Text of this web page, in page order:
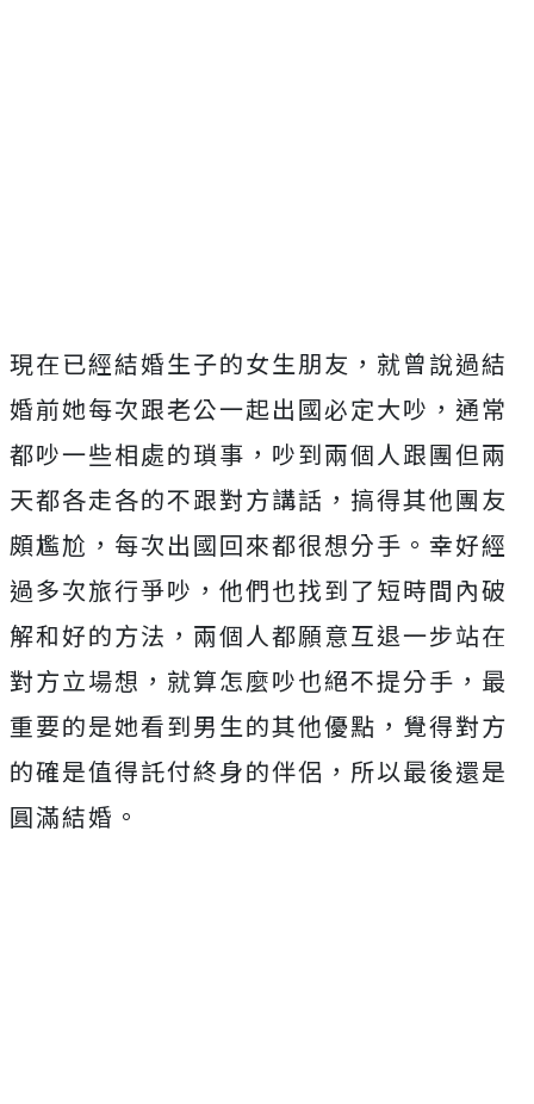
現在已經結婚生子的女生朋友，就曾說過結
婚前她每次跟老公一起出國必定大吵，通常
都吵一些相處的瑣事，吵到兩個人跟團但兩
天都各走各的不跟對方講話，搞得其他團友
頗尷尬，每次出國回來都很想分手。幸好經
過多次旅行爭吵，他們也找到了短時間內破
解和好的方法，兩個人都願意互退一步站在
對方立場想，就算怎麼吵也絕不提分手，最
重要的是她看到男生的其他優點，覺得對方
的確是值得託付終身的伴侶，所以最後還是
圓滿結婚。